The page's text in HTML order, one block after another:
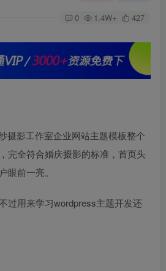
0 1.4W+ 427
摄影工作室企业网站主题模板整个
完全符合婚庆摄影的标准，首页头
眼前一亮。
过用来学习wordpress主题开发还